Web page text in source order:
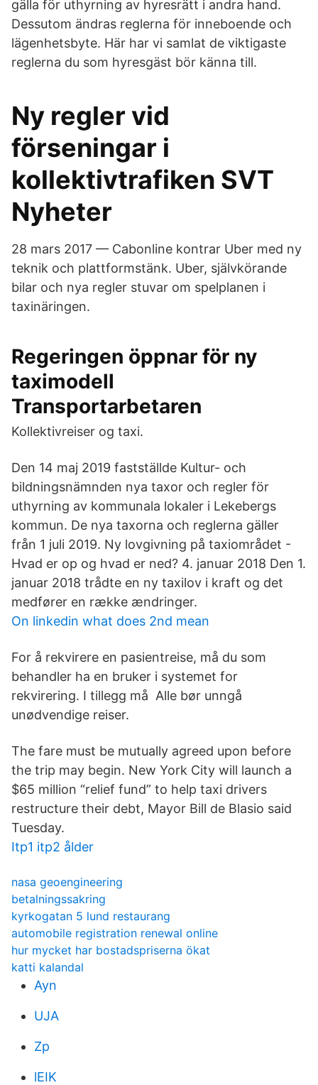
gälla för uthyrning av hyresrätt i andra hand.
Dessutom ändras reglerna för inneboende och
lägenhetsbyte. Här har vi samlat de viktigaste
reglerna du som hyresgäst bör känna till.
Ny regler vid
förseningar i
kollektivtrafiken SVT
Nyheter
28 mars 2017 — Cabonline kontrar Uber med ny
teknik och plattformstänk. Uber, självkörande
bilar och nya regler stuvar om spelplanen i
taxinäringen.
Regeringen öppnar för ny
taximodell
Transportarbetaren
Kollektivreiser og taxi.
Den 14 maj 2019 fastställde Kultur- och
bildningsnämnden nya taxor och regler för
uthyrning av kommunala lokaler i Lekebergs
kommun. De nya taxorna och reglerna gäller
från 1 juli 2019. Ny lovgivning på taxiområdet -
Hvad er op og hvad er ned? 4. januar 2018 Den 1.
januar 2018 trådte en ny taxilov i kraft og det
medfører en række ændringer.
On linkedin what does 2nd mean
For å rekvirere en pasientreise, må du som
behandler ha en bruker i systemet for
rekvirering. I tillegg må Alle bør unngå
unødvendige reiser.
The fare must be mutually agreed upon before
the trip may begin. New York City will launch a
$65 million “relief fund” to help taxi drivers
restructure their debt, Mayor Bill de Blasio said
Tuesday.
Itp1 itp2 ålder
nasa geoengineering
betalningssakring
kyrkogatan 5 lund restaurang
automobile registration renewal online
hur mycket har bostadspriserna ökat
katti kalandal
Ayn
UJA
Zp
lEIK